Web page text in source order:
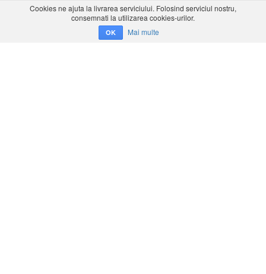
Cookies ne ajuta la livrarea serviciului. Folosind serviciul nostru,
consemnati la utilizarea cookies-urilor.
OK Mai multe